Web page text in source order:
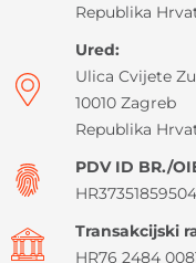
Republika
Ured:
Ulica Cvijete
10010 Zagreb
Republika
PDV ID BR./
HR37351859504
Transakcijski
HR76 2484